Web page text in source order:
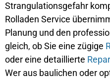
Strangulationsgefahr
Rolladen Service
Planung und den
gleich, ob Sie eine zügige
oder eine detaillierte
Wer aus baulichen oder